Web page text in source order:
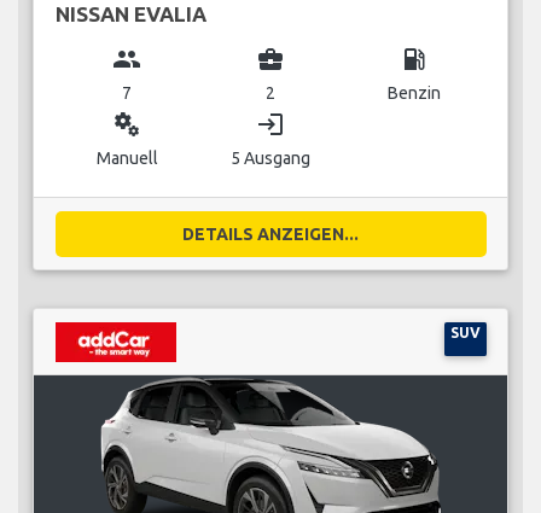
NISSAN EVALIA
group
7
business_center
2
local_gas_station
Benzin
miscellaneous_services
Manuell
login
5 Ausgang
DETAILS ANZEIGEN...
SUV